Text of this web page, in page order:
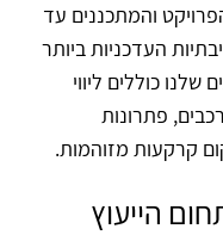
והמתכננים עד
העדכניות ביותר
כוללים ליווי
פתרונות
קרקעות מזוהמות.
הייעוץ